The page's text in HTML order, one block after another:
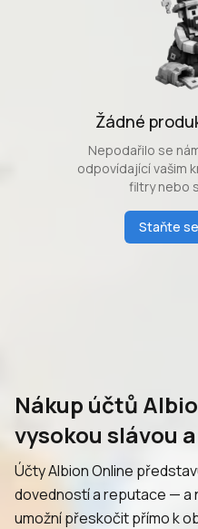
Žádné
Nepodařilo se
odpovídající vašim
filtry nebo
Staňte
Nákup účtů
vysokou slávou
Účty Albion Online
dovedností a reputace — a
umožní přeskočit přímo k